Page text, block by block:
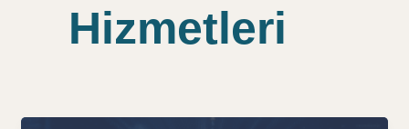
Hizmetleri